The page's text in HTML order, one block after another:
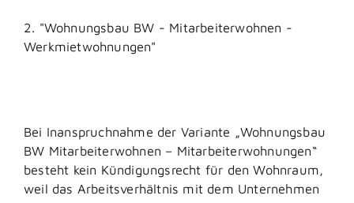
2. "Wohnungsbau BW - Mitarbeiterwohnen -
Werkmietwohnungen"
Bei Inanspruchnahme der Variante „Wohnungsbau
BW Mitarbeiterwohnen – Mitarbeiterwohnungen“
besteht kein Kündigungsrecht für den Wohnraum,
weil das Arbeitsverhältnis mit dem Unternehmen